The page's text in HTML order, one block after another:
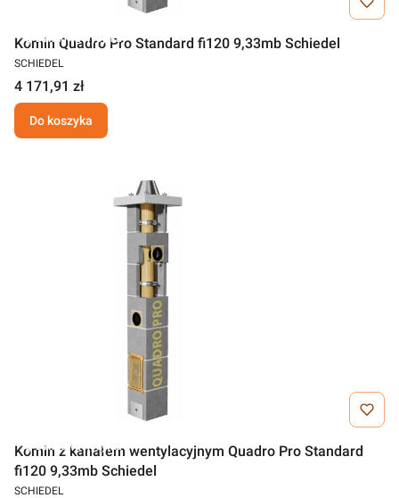
Darmowa wysyłka
Komin Quadro Pro Standard fi120 9,33mb Schiedel
SCHIEDEL
4 171,91 zł
Do koszyka
Darmowa wysyłka
Komin z kanałem wentylacyjnym Quadro Pro Standard
fi120 9,33mb Schiedel
SCHIEDEL